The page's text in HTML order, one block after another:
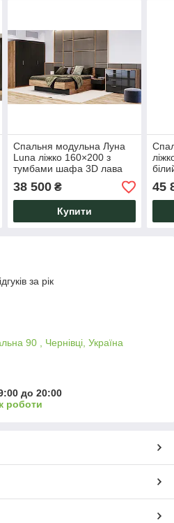
Спальня модульна Луна
Luna ліжко 160×200 з
тумбами шафа 3D лава
дуб крафт
38 500₴
Купити
45
за рік
90 , Чернівці, Україна
до 20:00
роботи